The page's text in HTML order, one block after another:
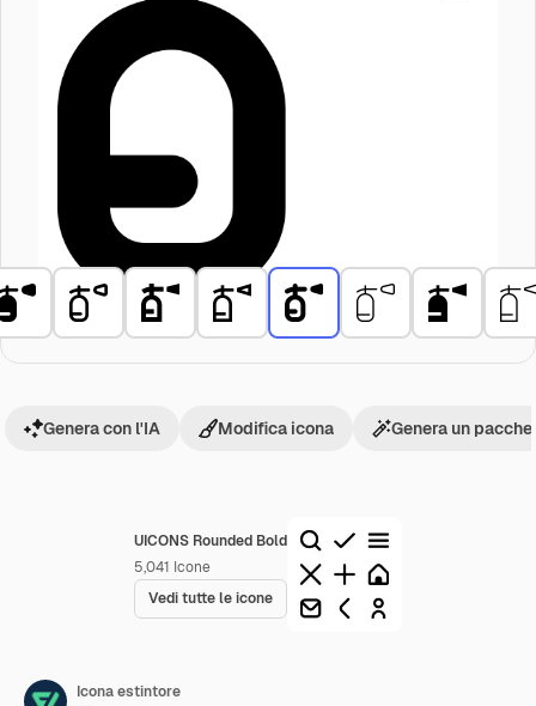
UICONS Rounded Bold
5,041 Icone
Vedi tutte le icone
Genera con l'IA Modifica icona Genera un
Icona estintore